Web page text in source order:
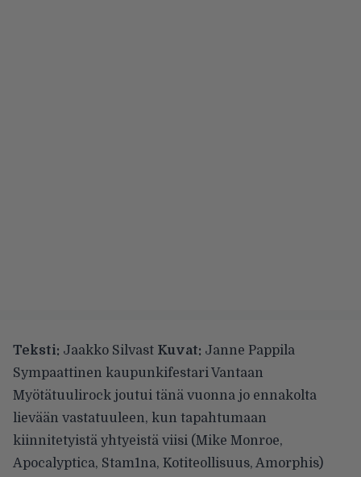
Teksti: Jaakko Silvast Kuvat: Janne Pappila
Sympaattinen kaupunkifestari Vantaan
Myötätuulirock joutui tänä vuonna jo ennakolta
lievään vastatuuleen, kun tapahtumaan
kiinnitetyistä yhtyeistä viisi (Mike Monroe,
Apocalyptica, Stam1na, Kotiteollisuus, Amorphis)